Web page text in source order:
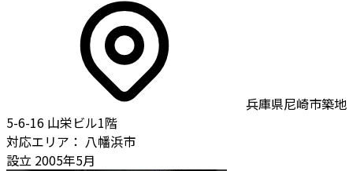
兵庫県尼崎市築地
5-6-16 山栄ビル1階
対応エリア： 八幡浜市
設立 2005年5月